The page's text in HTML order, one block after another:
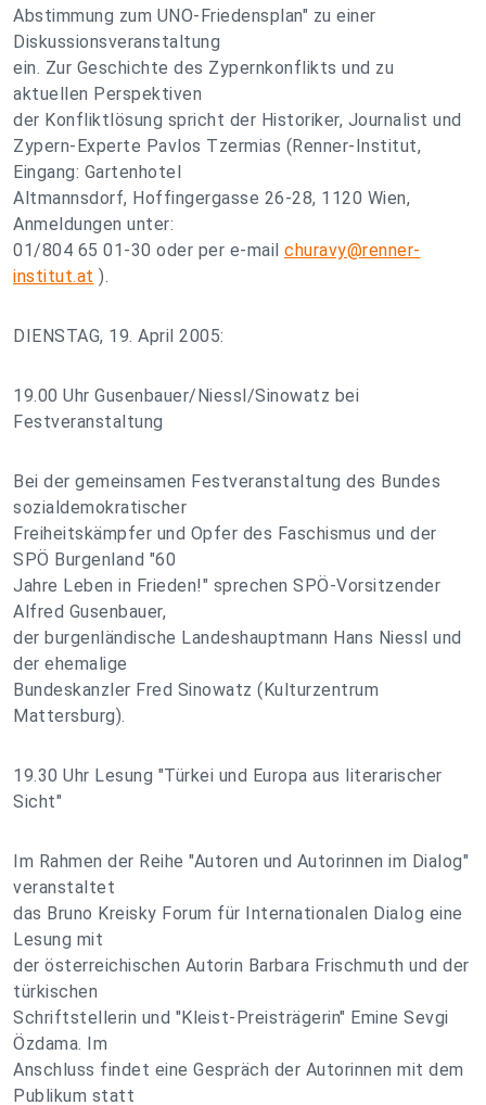
Abstimmung zum UNO-Friedensplan" zu einer
Diskussionsveranstaltung
ein. Zur Geschichte des Zypernkonflikts und zu
aktuellen Perspektiven
der Konfliktlösung spricht der Historiker, Journalist und
Zypern-Experte Pavlos Tzermias (Renner-Institut,
Eingang: Gartenhotel
Altmannsdorf, Hoffingergasse 26-28, 1120 Wien,
Anmeldungen unter:
01/804 65 01-30 oder per e-mail churavy@renner-
institut.at ).
DIENSTAG, 19. April 2005:
19.00 Uhr Gusenbauer/Niessl/Sinowatz bei
Festveranstaltung
Bei der gemeinsamen Festveranstaltung des Bundes
sozialdemokratischer
Freiheitskämpfer und Opfer des Faschismus und der
SPÖ Burgenland "60
Jahre Leben in Frieden!" sprechen SPÖ-Vorsitzender
Alfred Gusenbauer,
der burgenländische Landeshauptmann Hans Niessl und
der ehemalige
Bundeskanzler Fred Sinowatz (Kulturzentrum
Mattersburg).
19.30 Uhr Lesung "Türkei und Europa aus literarischer
Sicht"
Im Rahmen der Reihe "Autoren und Autorinnen im Dialog"
veranstaltet
das Bruno Kreisky Forum für Internationalen Dialog eine
Lesung mit
der österreichischen Autorin Barbara Frischmuth und der
türkischen
Schriftstellerin und "Kleist-Preisträgerin" Emine Sevgi
Özdama. Im
Anschluss findet eine Gespräch der Autorinnen mit dem
Publikum statt